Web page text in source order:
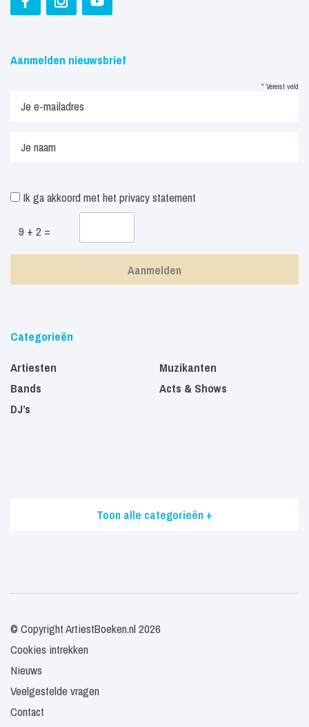
Aanmelden nieuwsbrief
* Vereist veld
Ik ga akkoord met het privacy statement
9 + 2 =
Categorieën
Artiesten
Bands
DJ’s
Muzikanten
Acts & Shows
Toon alle categorieën +
© Copyright ArtiestBoeken.nl 2026
Cookies intrekken
Nieuws
Veelgestelde vragen
Contact